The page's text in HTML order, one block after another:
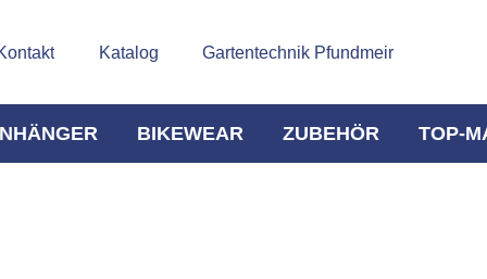
Katalog Gartentechnik Pfundmeir
BIKEWEAR ZUBEHÖR TOP-